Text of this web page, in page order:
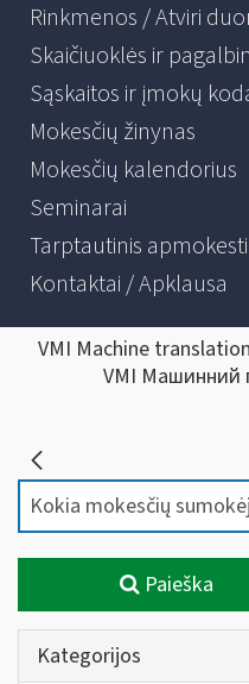
Rinkmenos / Atviri
Skaičiuoklės ir
Sąskaitos ir įmokų
Mokesčių žinynas
Mokesčių kalendorius
Seminarai
Tarptautinis
Kontaktai / Apklausa
VMI Machine
VMI Машинний
Paieška
Kategorijos